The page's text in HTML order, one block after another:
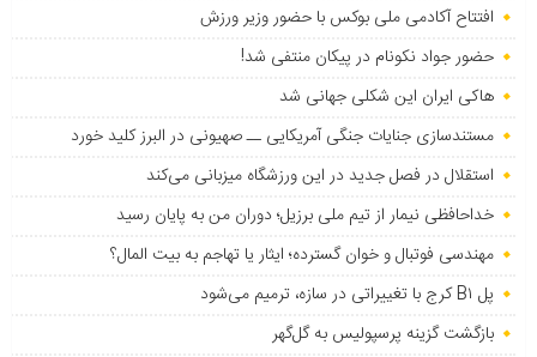
افتتاح آکادمی ملی بوکس با حضور وزیر ورزش
حضور جواد نکونام در پیکان منتفی شد!
هاکی ایران این شکلی جهانی شد
مستندسازی جنایات جنگی آمریکایی ــ صهیونی در البرز کلید خورد
استقلال در فصل جدید در این ورزشگاه میزبانی می‌کند
خداحافظی نیمار از تیم ملی برزیل؛ دوران من به پایان رسید
مهندسی فوتبال و خوان گسترده؛ ایثار یا تهاجم به بیت المال؟
پل B۱ کرج با تغییراتی در سازه، ترمیم می‌شود
بازگشت گزینه پرسپولیس به ‌گل‌گهر